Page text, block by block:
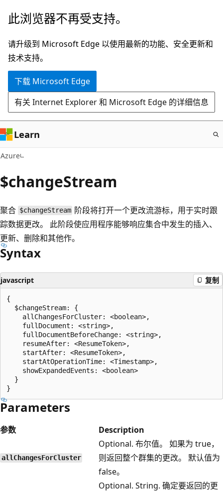
跳
主
要
内
此浏览器不再受支持。
请升级到 Microsoft Edge 以使用最新的功能、安全更新和
技术支持。
下载 Microsoft Edge
有关 Internet Explorer 和 Microsoft Edge 的详细信息
Learn
Azure
$changeStream
聚合 $changeStream 阶段将打开一个更改流游标，用于实时跟
踪数据更改。 此阶段使应用程序能够响应集合中发生的插入、
更新、删除和其他作。
Syntax
javascript 复制
{
  $changeStream: {
    allChangesForCluster: <boolean>,
    fullDocument: <string>,
    fullDocumentBeforeChange: <string>,
    resumeAfter: <ResumeToken>,
    startAfter: <ResumeToken>,
    startAtOperationTime: <Timestamp>,
    showExpandedEvents: <boolean>
  }
Parameters
参数 Description
allChangesForCluster
Optional. 布尔值。 如果为 true，
则返回整个群集的更改。 默认值为
false。
Optional. String. 确定要返回的更